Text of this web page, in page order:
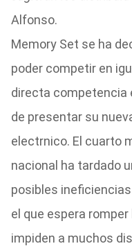
Alfonso.
Memory Set se ha
poder competir en
directa competencia
de presentar su
electrnico. El cuarto
nacional ha tardado
posibles
el que espera
impiden a muchos